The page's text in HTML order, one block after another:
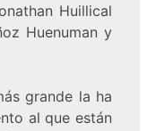
Huillical
Huenuman y
grande la ha
al que están